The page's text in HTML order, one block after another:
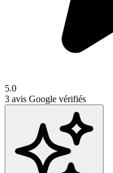
5.0
3 avis Google vérifiés